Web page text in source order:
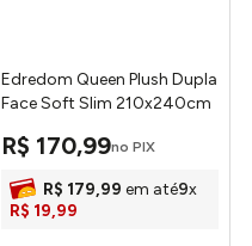
Edredom Queen Plush Dupla
Face Soft Slim 210x240cm
R$ 170,99no PIX
R$ 179,99 em até9x
R$ 19,99